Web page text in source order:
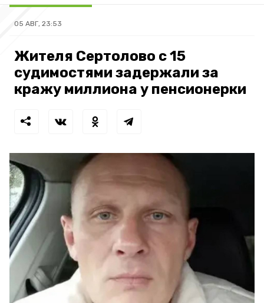
05 АВГ, 23:53
Жителя Сертолово с 15
судимостями задержали за
кражу миллиона у пенсионерки